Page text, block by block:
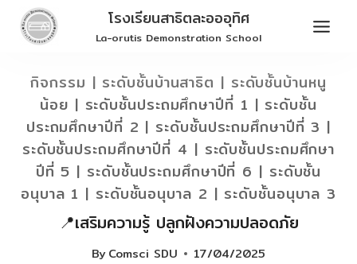
Skip
โรงเรียนสาธิตละอออุทิศ
La-orutis Demonstration School
กิจกรรม | ระดับชั้นบ้านสาธิต | ระดับชั้นบ้านหนู
น้อย | ระดับชั้นประถมศึกษาปีที่ 1 | ระดับชั้น
ประถมศึกษาปีที่ 2 | ระดับชั้นประถมศึกษาปีที่ 3 |
ระดับชั้นประถมศึกษาปีที่ 4 | ระดับชั้นประถมศึกษา
ปีที่ 5 | ระดับชั้นประถมศึกษาปีที่ 6 | ระดับชั้น
อนุบาล 1 | ระดับชั้นอนุบาล 2 | ระดับชั้นอนุบาล 3
📍เสริมความรู้ ปลูกฝังความปลอดภัย
ByComsci SDU 17/04/2025